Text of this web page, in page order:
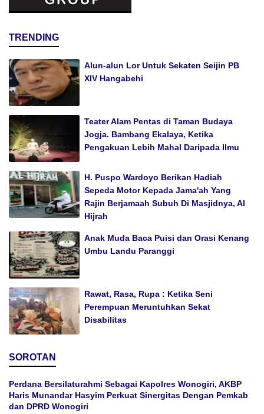
TRENDING
Alun-alun Lor Untuk Sekaten Seijin PB
XIV Hangabehi
Teater Alam Pentas di Taman Budaya
Jogja. Bambang Ekalaya, Ketika
Pengakuan Lebih Mahal Daripada Ilmu
H. Puspo Wardoyo Berikan Hadiah
Sepeda Motor Kepada Jama'ah Yang
Rajin Berjamaah Subuh Di Masjidnya, Al
Hijrah
Anak Muda Baca Puisi dan Orasi Kenang
Umbu Landu Paranggi
Rawat, Rasa, Rupa : Ketika Seni
Perempuan Meruntuhkan Sekat
Disabilitas
SOROTAN
Perdana Bersilaturahmi Sebagai Kapolres Wonogiri, AKBP
Haris Munandar Hasyim Perkuat Sinergitas Dengan Pemkab
dan DPRD Wonogiri